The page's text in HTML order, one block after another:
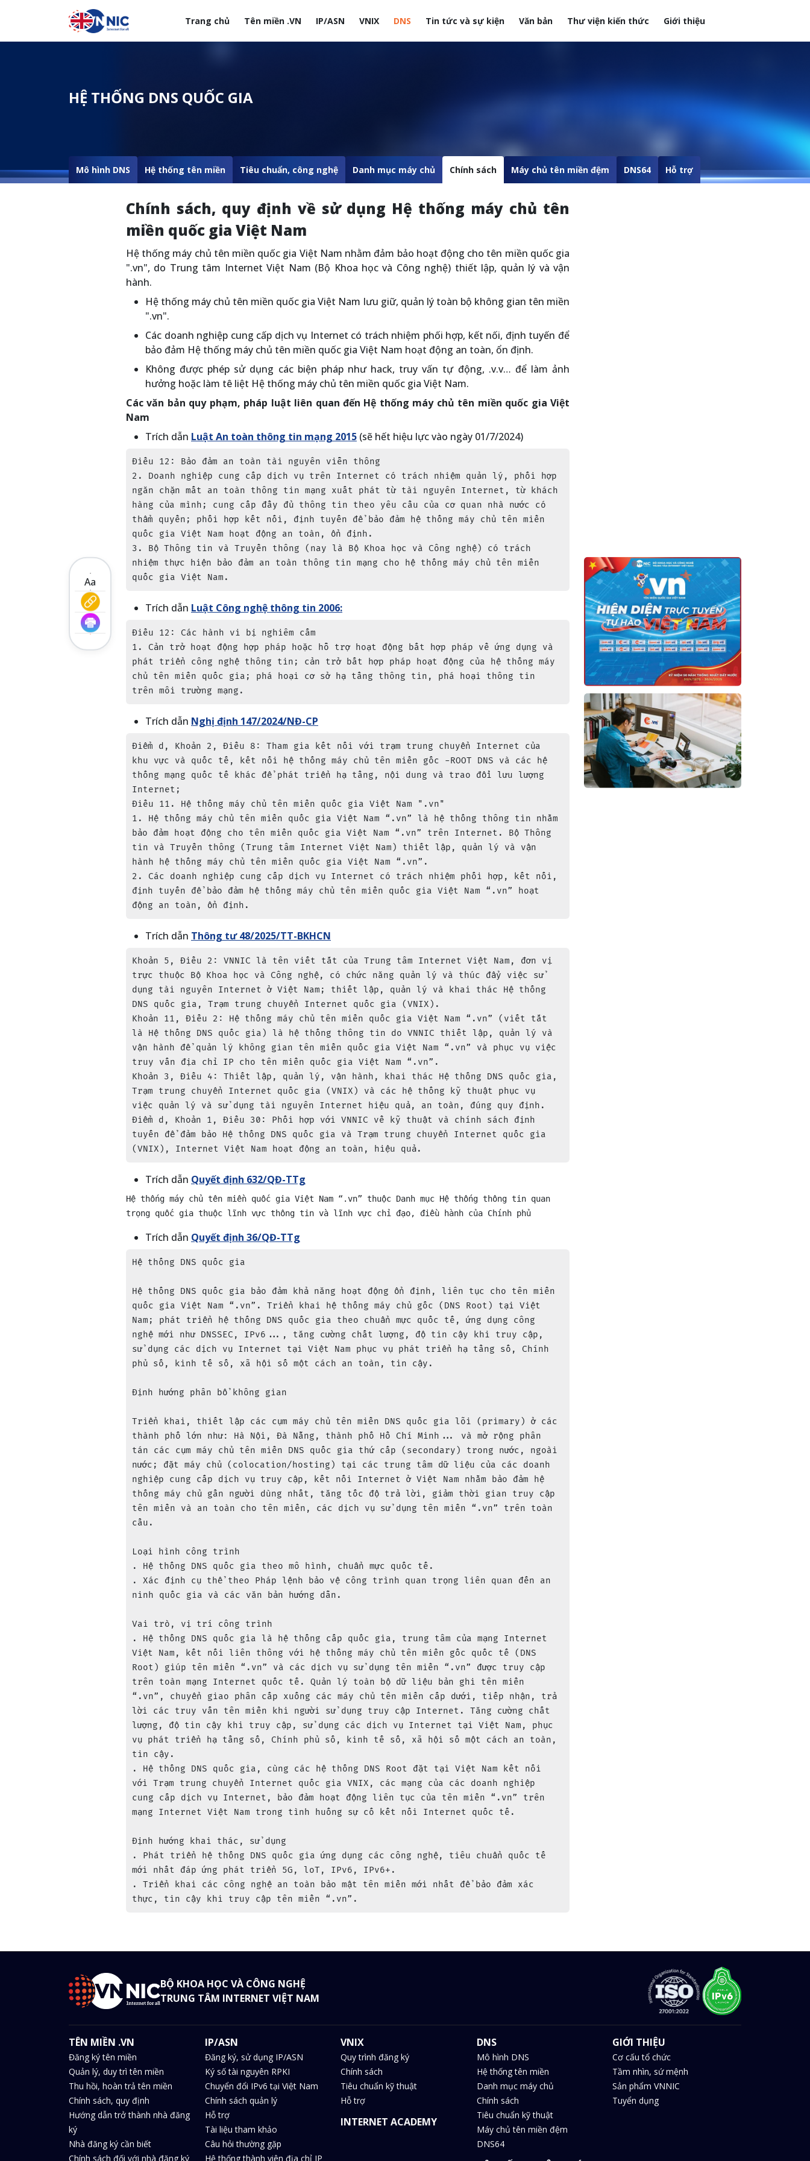
Nhảy đến nội dung
Trang chủ Tên miền .VN IP/ASN VNIX DNS Tin tức và sự kiện Văn bản Thư viện kiến thức Giới thiệu
Menuheader của website
HỆ THỐNG DNS QUỐC GIA
Mô hình DNS Hệ thống tên miền Tiêu chuẩn, công nghệ Danh mục máy chủ Chính sách Máy chủ tên miền đệm DNS64 Hỗ trợ
Aa
Chính sách, quy định về sử dụng Hệ thống máy chủ tên
miền quốc gia Việt Nam
Hệ thống máy chủ tên miền quốc gia Việt Nam nhằm đảm bảo hoạt động cho tên miền quốc gia
".vn", do Trung tâm Internet Việt Nam (Bộ Khoa học và Công nghệ) thiết lập, quản lý và vận
hành.
Hệ thống máy chủ tên miền quốc gia Việt Nam lưu giữ, quản lý toàn bộ không gian tên miền
".vn".
Các doanh nghiệp cung cấp dịch vụ Internet có trách nhiệm phối hợp, kết nối, định tuyến để
bảo đảm Hệ thống máy chủ tên miền quốc gia Việt Nam hoạt động an toàn, ổn định.
Không được phép sử dụng các biện pháp như hack, truy vấn tự động, .v.v… để làm ảnh
hưởng hoặc làm tê liệt Hệ thống máy chủ tên miền quốc gia Việt Nam.
Các văn bản quy phạm, pháp luật liên quan đến Hệ thống máy chủ tên miền quốc gia Việt
Nam
Trích dẫn Luật An toàn thông tin mạng 2015 (sẽ hết hiệu lực vào ngày 01/7/2024)
Điều 12: Bảo đảm an toàn tài nguyên viễn thông
2. Doanh nghiệp cung cấp dịch vụ trên Internet có trách nhiệm quản lý, phối hợp
ngăn chặn mất an toàn thông tin mạng xuất phát từ tài nguyên Internet, từ khách
hàng của mình; cung cấp đầy đủ thông tin theo yêu cầu của cơ quan nhà nước có
thẩm quyền; phối hợp kết nối, định tuyến để bảo đảm hệ thống máy chủ tên miền
quốc gia Việt Nam hoạt động an toàn, ổn định.
3. Bộ Thông tin và Truyền thông (nay là Bộ Khoa học và Công nghệ) có trách
nhiệm thực hiện bảo đảm an toàn thông tin mạng cho hệ thống máy chủ tên miền
quốc gia Việt Nam.
Trích dẫn Luật Công nghệ thông tin 2006:
Điều 12: Các hành vi bị nghiêm cấm
1. Cản trở hoạt động hợp pháp hoặc hỗ trợ hoạt động bất hợp pháp về ứng dụng và
phát triển công nghệ thông tin; cản trở bất hợp pháp hoạt động của hệ thống máy
chủ tên miền quốc gia; phá hoại cơ sở hạ tầng thông tin, phá hoại thông tin
trên môi trường mạng.
Trích dẫn Nghị định 147/2024/NĐ-CP
Điểm d, Khoản 2, Điều 8: Tham gia kết nối với trạm trung chuyển Internet của
khu vực và quốc tế, kết nối hệ thống máy chủ tên miền gốc -ROOT DNS và các hệ
thống mạng quốc tế khác để phát triển hạ tầng, nội dung và trao đổi lưu lượng
Internet;
Điều 11. Hệ thống máy chủ tên miền quốc gia Việt Nam ".vn"
1. Hệ thống máy chủ tên miền quốc gia Việt Nam “.vn” là hệ thống thông tin nhằm
bảo đảm hoạt động cho tên miền quốc gia Việt Nam “.vn” trên Internet. Bộ Thông
tin và Truyền thông (Trung tâm Internet Việt Nam) thiết lập, quản lý và vận
hành hệ thống máy chủ tên miền quốc gia Việt Nam “.vn”.
2. Các doanh nghiệp cung cấp dịch vụ Internet có trách nhiệm phối hợp, kết nối,
định tuyến để bảo đảm hệ thống máy chủ tên miền quốc gia Việt Nam “.vn” hoạt
động an toàn, ổn định.
Trích dẫn Thông tư 48/2025/TT-BKHCN
Khoản 5, Điều 2: VNNIC là tên viết tắt của Trung tâm Internet Việt Nam, đơn vị
trực thuộc Bộ Khoa học và Công nghệ, có chức năng quản lý và thúc đẩy việc sử
dụng tài nguyên Internet ở Việt Nam; thiết lập, quản lý và khai thác Hệ thống
DNS quốc gia, Trạm trung chuyển Internet quốc gia (VNIX).
Khoản 11, Điều 2: Hệ thống máy chủ tên miền quốc gia Việt Nam “.vn” (viết tắt
là Hệ thống DNS quốc gia) là hệ thống thông tin do VNNIC thiết lập, quản lý và
vận hành để quản lý không gian tên miền quốc gia Việt Nam “.vn” và phục vụ việc
truy vấn địa chỉ IP cho tên miền quốc gia Việt Nam “.vn”.
Khoản 3, Điều 4: Thiết lập, quản lý, vận hành, khai thác Hệ thống DNS quốc gia,
Trạm trung chuyển Internet quốc gia (VNIX) và các hệ thống kỹ thuật phục vụ
việc quản lý và sử dụng tài nguyên Internet hiệu quả, an toàn, đúng quy định.
Điểm d, Khoản 1, Điều 30: Phối hợp với VNNIC về kỹ thuật và chính sách định
tuyến để đảm bảo Hệ thống DNS quốc gia và Trạm trung chuyển Internet quốc gia
(VNIX), Internet Việt Nam hoạt động an toàn, hiệu quả.
Trích dẫn Quyết định 632/QĐ-TTg
Hệ thống máy chủ tên miền quốc gia Việt Nam “.vn” thuộc Danh mục Hệ thống thông tin quan
trọng quốc gia thuộc lĩnh vực thông tin và lĩnh vực chỉ đạo, điều hành của Chính phủ
Trích dẫn Quyết định 36/QĐ-TTg
Hệ thống DNS quốc gia
Hệ thống DNS quốc gia bảo đảm khả năng hoạt động ổn định, liên tục cho tên miền
quốc gia Việt Nam “.vn”. Triển khai hệ thống máy chủ gốc (DNS Root) tại Việt
Nam; phát triển hệ thống DNS quốc gia theo chuẩn mực quốc tế, ứng dụng công
nghệ mới như DNSSEC, IPv6..., tăng cường chất lượng, độ tin cậy khi truy cập,
sử dụng các dịch vụ Internet tại Việt Nam phục vụ phát triển hạ tầng số, Chính
phủ số, kinh tế số, xã hội số một cách an toàn, tin cậy.
Định hướng phân bổ không gian
Triển khai, thiết lập các cụm máy chủ tên miền DNS quốc gia lõi (primary) ở các
thành phố lớn như: Hà Nội, Đà Nẵng, thành phố Hồ Chí Minh... và mở rộng phân
tán các cụm máy chủ tên miền DNS quốc gia thứ cấp (secondary) trong nước, ngoài
nước; đặt máy chủ (colocation/hosting) tại các trung tâm dữ liệu của các doanh
nghiệp cung cấp dịch vụ truy cập, kết nối Internet ở Việt Nam nhằm bảo đảm hệ
thống máy chủ gần người dùng nhất, tăng tốc độ trả lời, giảm thời gian truy cập
tên miền và an toàn cho tên miền, các dịch vụ sử dụng tên miền “.vn” trên toàn
cầu.
Loại hình công trình
. Hệ thống DNS quốc gia theo mô hình, chuẩn mực quốc tế.
. Xác định cụ thể theo Pháp lệnh bảo vệ công trình quan trọng liên quan đến an
ninh quốc gia và các văn bản hướng dẫn.
Vai trò, vị trí công trình
. Hệ thống DNS quốc gia là hệ thống cấp quốc gia, trung tâm của mạng Internet
Việt Nam, kết nối liên thông với hệ thống máy chủ tên miền gốc quốc tế (DNS
Root) giúp tên miền “.vn” và các dịch vụ sử dụng tên miền “.vn” được truy cập
trên toàn mạng Internet quốc tế. Quản lý toàn bộ dữ liệu bản ghi tên miền
“.vn”, chuyển giao phân cấp xuống các máy chủ tên miền cấp dưới, tiếp nhận, trả
lời các truy vấn tên miền khi người sử dụng truy cập Internet. Tăng cường chất
lượng, độ tin cậy khi truy cập, sử dụng các dịch vụ Internet tại Việt Nam, phục
vụ phát triển hạ tầng số, Chính phủ số, kinh tế số, xã hội số một cách an toàn,
tin cậy.
. Hệ thống DNS quốc gia, cùng các hệ thống DNS Root đặt tại Việt Nam kết nối
với Trạm trung chuyển Internet quốc gia VNIX, các mạng của các doanh nghiệp
cung cấp dịch vụ Internet, bảo đảm hoạt động liên tục của tên miền “.vn” trên
mạng Internet Việt Nam trong tình huống sự cố kết nối Internet quốc tế.
Định hướng khai thác, sử dụng
. Phát triển hệ thống DNS quốc gia ứng dụng các công nghệ, tiêu chuẩn quốc tế
mới nhất đáp ứng phát triển 5G, loT, IPv6, IPv6+.
. Triển khai các công nghệ an toàn bảo mật tên miền mới nhất để bảo đảm xác
thực, tin cậy khi truy cập tên miền “.vn”.
BỘ KHOA HỌC VÀ CÔNG NGHỆ
TRUNG TÂM INTERNET VIỆT NAM
TÊN MIỀN .VN
Đăng ký tên miền
Quản lý, duy trì tên miền
Thu hồi, hoàn trả tên miền
Chính sách, quy định
Hướng dẫn trở thành nhà đăng
ký
Nhà đăng ký cần biết
Chính sách đối với nhà đăng ký
IP/ASN
Đăng ký, sử dụng IP/ASN
Ký số tài nguyên RPKI
Chuyển đổi IPv6 tại Việt Nam
Chính sách quản lý
Hỗ trợ
Tài liệu tham khảo
Câu hỏi thường gặp
Hệ thống thành viên địa chỉ IP
VNIX
Quy trình đăng ký
Chính sách
Tiêu chuẩn kỹ thuật
Hỗ trợ
INTERNET ACADEMY
DNS
Mô hình DNS
Hệ thống tên miền
Danh mục máy chủ
Chính sách
Tiêu chuẩn kỹ thuật
Máy chủ tên miền đệm
DNS64
GIỚI THIỆU
Cơ cấu tổ chức
Tầm nhìn, sứ mệnh
Sản phẩm VNNIC
Tuyển dụng